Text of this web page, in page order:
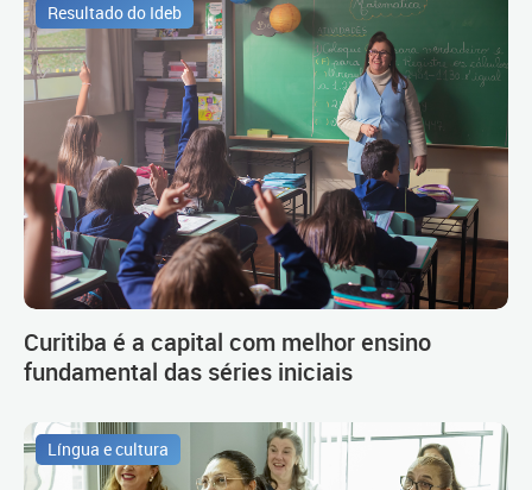
Resultado do Ideb
Curitiba é a capital com melhor ensino
fundamental das séries iniciais
Língua e cultura